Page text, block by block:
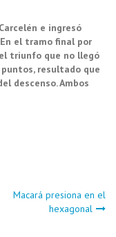
e ingresó
el tramo final por
triunfo que no llegó
resultado que
descenso. Ambos
Macará presiona en el
hexagonal